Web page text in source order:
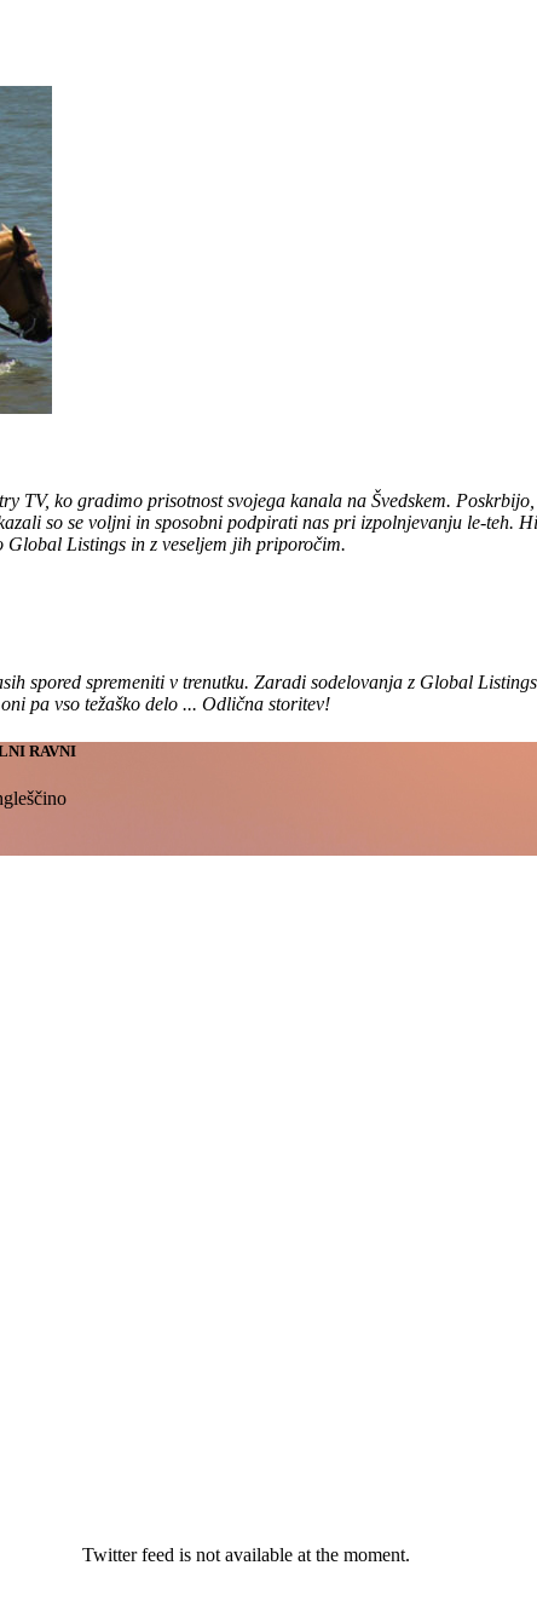
TV, ko gradimo prisotnost svojega kanala na Švedskem.
so se voljni in sposobni podpirati nas pri izpolnjevanju le-teh.
Global Listings in z veseljem jih priporočim.
spored spremeniti v trenutku. Zaradi sodelovanja z Global
pa vso težaško delo ... Odlična storitev!
RAVNI
Twitter feed is not available at the moment.